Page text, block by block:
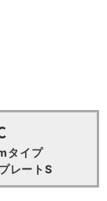
タイプ
レートS